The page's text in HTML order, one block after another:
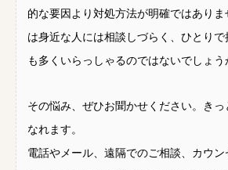
的な要因より対処方法が明確ではあり
は身近な人には相談しづらく、ひとり
も多くいらっしゃるのではないでしょう
その悩み、ぜひお聞かせください。き
なれます。
電話やメール、遠隔でのご相談、カウ